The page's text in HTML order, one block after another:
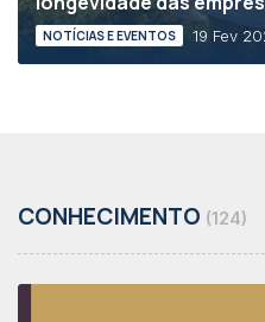
NOTÍCIAS E EVENTOS 19 Fev
CONHECIMENTO (124)